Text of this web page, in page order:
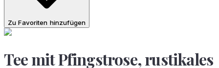
Zu Favoriten hinzufügen
Tee mit Pfingstrose, rustikales